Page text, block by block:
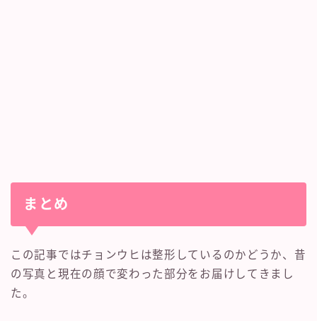
まとめ
この記事ではチョンウヒは整形しているのかどうか、昔
の写真と現在の顔で変わった部分をお届けしてきまし
た。